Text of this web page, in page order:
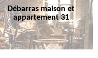
Débarras maison et
appartement 31